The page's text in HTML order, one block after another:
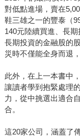
對低點進場，賣在
鞋三雄之一的豐泰（
140元陸續買進、長
長期投資的金融股的
災時不僅能全身而退
此外，在上一本書中
讓讀者學到抱緊處理
力，從中挑選出適合
合。
這20家公司，涵蓋了